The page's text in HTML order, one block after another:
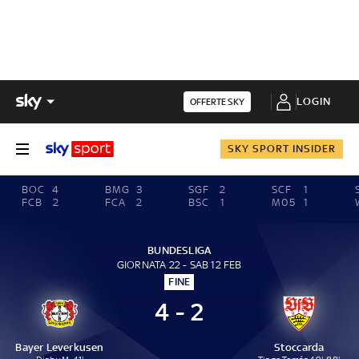
OFFERTE SKY LOGIN
SKY SPORT INSIDER
BOC
4
FCB
2
BMG 3
FCA
2
SGF
2
BSC
1
SCF
1
M05
1
BUNDESLIGA
GIORNATA 22 - SAB 12 FEB
FINE
Bayer Leverkusen
4 - 2
Stoccarda